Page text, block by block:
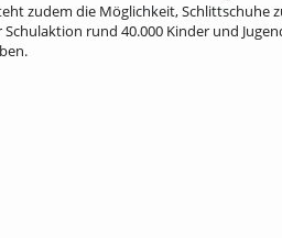
zudem die Möglichkeit, Schlittschuhe
rund 40.000 Kinder und